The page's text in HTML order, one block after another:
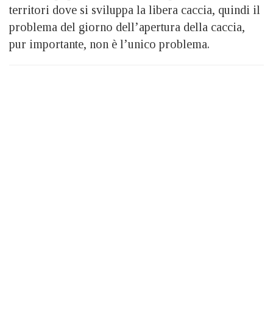
territori dove si sviluppa la libera caccia, quindi il
problema del giorno dell’apertura della caccia,
pur importante, non è l’unico problema.